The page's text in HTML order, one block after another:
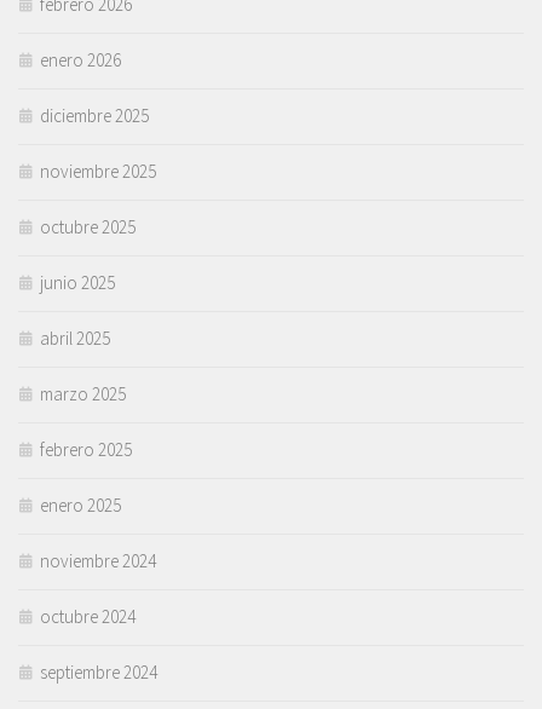
enero 2026
diciembre 2025
noviembre 2025
octubre 2025
junio 2025
abril 2025
marzo 2025
febrero 2025
enero 2025
noviembre 2024
octubre 2024
septiembre 2024